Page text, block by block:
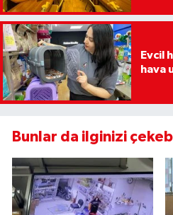
Evcil
hava
Bunlar da ilginizi